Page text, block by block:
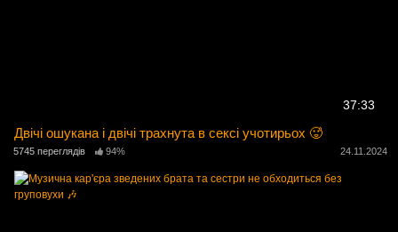
37:33
Двічі ошукана і двічі трахнута в сексі учотирьох 🥵
5745 переглядів 94% 24.11.2024